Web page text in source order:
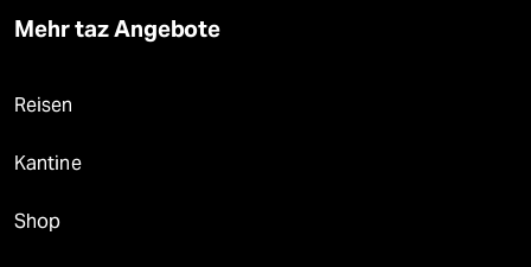
Mehr taz Angebote
Reisen
Kantine
Shop